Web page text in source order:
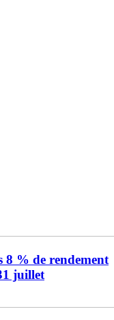
8 % de rendement
juillet